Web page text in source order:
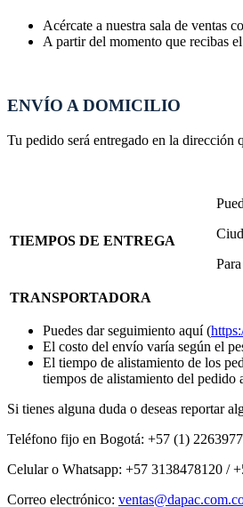
Acércate a nuestra sala de ventas
A partir del momento que recibas
ENVÍO A DOMICILIO
Tu pedido será entregado en la dirección
TIEMPOS DE ENTREGA
TRANSPORTADORA
Puedes dar seguimiento aquí (
El costo del envío varía según el
El tiempo de alistamiento de los
tiempos de alistamiento del pedido
Si tienes alguna duda o deseas reportar
Teléfono fijo en Bogotá: +57 (1) 2263977
Celular o Whatsapp: +57 3138478120 /
Correo electrónico: